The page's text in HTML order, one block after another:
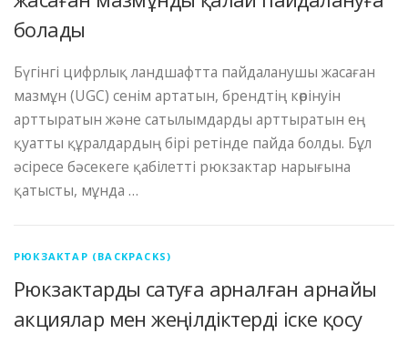
болады
Бүгінгі цифрлық ландшафтта пайдаланушы жасаған
мазмұн (UGC) сенім артатын, брендтің көрінуін
арттыратын және сатылымдарды арттыратын ең
қуатты құралдардың бірі ретінде пайда болды. Бұл
әсіресе бәсекеге қабілетті рюкзактар ​​нарығына
қатысты, мұнда …
РЮКЗАКТАР (BACKPACKS)
Рюкзактарды сатуға арналған арнайы
акциялар мен жеңілдіктерді іске қосу